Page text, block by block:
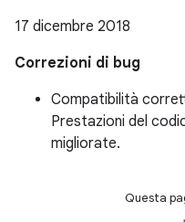
17 dicembre 2018
Correzioni di bug
Compatibilità
Prestazioni del
migliorate.
Questa